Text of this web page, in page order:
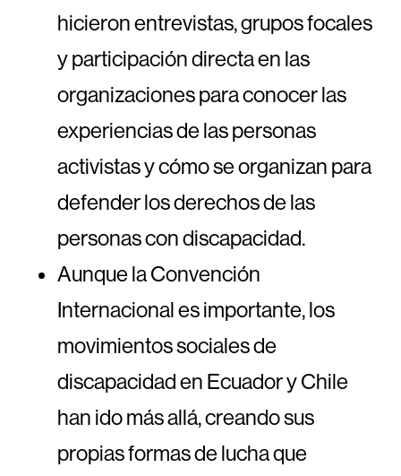
hicieron entrevistas, grupos focales
y participación directa en las
organizaciones para conocer las
experiencias de las personas
activistas y cómo se organizan para
defender los derechos de las
personas con discapacidad.
Aunque la Convención
Internacional es importante, los
movimientos sociales de
discapacidad en Ecuador y Chile
han ido más allá, creando sus
propias formas de lucha que